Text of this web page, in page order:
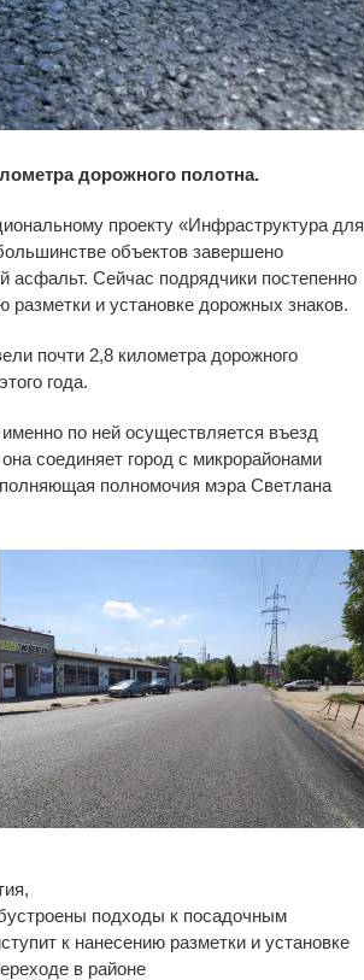
дорожного полотна.
проекту «Инфраструктура для
объектов завершено
асфальт. Сейчас подрядчики постепенно
разметки и установке дорожных знаков.
почти 2,8 километра дорожного
года.
по ней осуществляется въезд
соединяет город с микрорайонами
полномочия мэра Светлана
подходы к посадочным
к нанесению разметки и установке
в районе